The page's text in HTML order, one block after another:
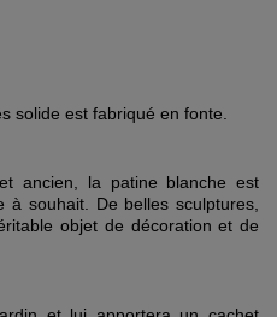
solide est fabriqué en fonte.
ancien, la patine blanche est
à souhait. De belles sculptures,
objet de décoration et de